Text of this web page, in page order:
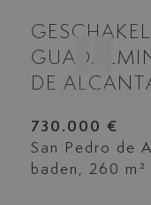
DE
730.000 €
San Pedro de
baden, 260 m²